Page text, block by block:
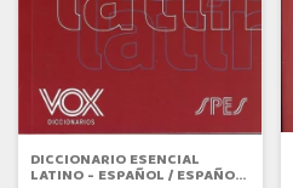
DICCIONARIO ESENCIAL
LATINO - ESPAÑOL / ESPAÑOL